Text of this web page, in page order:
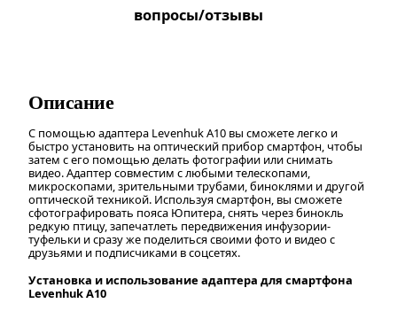
вопросы/отзывы
Описание
С помощью адаптера Levenhuk A10 вы сможете легко и
быстро установить на оптический прибор смартфон, чтобы
затем с его помощью делать фотографии или снимать
видео. Адаптер совместим с любыми телескопами,
микроскопами, зрительными трубами, биноклями и другой
оптической техникой. Используя смартфон, вы сможете
сфотографировать пояса Юпитера, снять через бинокль
редкую птицу, запечатлеть передвижения инфузории-
туфельки и сразу же поделиться своими фото и видео с
друзьями и подписчиками в соцсетях.
Установка и использование адаптера для смартфона
Levenhuk A10